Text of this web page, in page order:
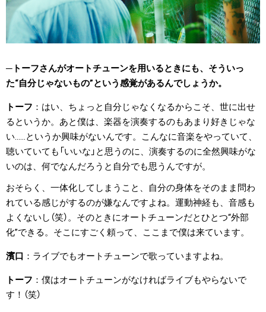
トーフさんがオートチューンを用いるときにも、そういっ
た“自分じゃないもの”という感覚があるんでしょうか。
トーフ
はい、ちょっと自分じゃなくなるからこそ、世に出せ
るというか。あと僕は、楽器を演奏するのもあまり好きじゃな
い……というか興味がないんです。こんなに音楽をやっていて、
聴いていても「いいな」と思うのに、演奏するのに全然興味がな
いのは、何でなんだろうと自分でも思うんですが。
おそらく、一体化してしまうこと、自分の身体をそのまま問わ
れている感じがするのが嫌なんですよね。運動神経も、音感も
よくないし（笑）。そのときにオートチューンだとひとつ“外部
化”できる。そこにすごく頼って、ここまで僕は来ています。
濱口 ライブでもオートチューンで歌っていますよね。
トーフ
僕はオートチューンがなければライブもやらないで
す！（笑）